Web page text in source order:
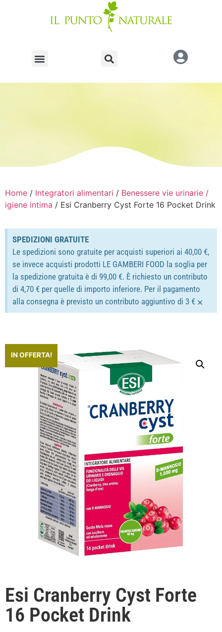
Home / Integratori alimentari / Benessere vie urinarie /
igiene intima / Esi Cranberry Cyst Forte 16 Pocket Drink
SPEDIZIONI GRATUITE
Le spedizioni sono gratuite per acquisti superiori ai 40,00 €,
se invece acquisti prodotti LE GAMBERI FOOD la soglia per
la spedizione gratuita è di 99,00 €. È richiesto un contributo
di 4,70 € per quelle di importo inferiore. Per il pagamento
alla consegna è previsto un contributo aggiuntivo di 3 € ×
IN OFFERTA!
Esi Cranberry Cyst Forte
16 Pocket Drink